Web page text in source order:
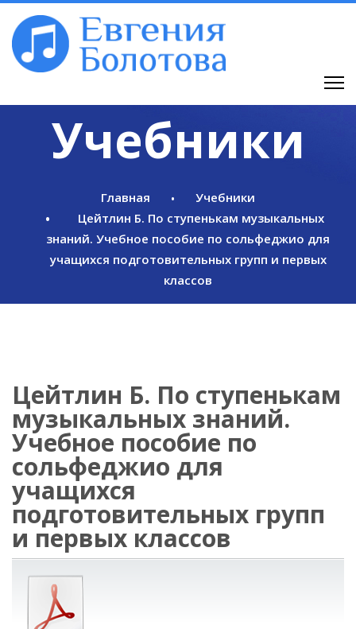
Учебники
Главная
Учебники
Цейтлин Б. По ступенькам музыкальных
знаний. Учебное пособие по сольфеджио для
учащихся подготовительных групп и первых
классов
Цейтлин Б. По ступенькам
музыкальных знаний.
Учебное пособие по
сольфеджио для
учащихся
подготовительных групп
и первых классов